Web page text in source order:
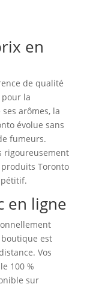
en
de qualité
la
arômes, la
évolue sans
fumeurs.
rigoureusement
Toronto
en ligne
est
Vos
100 %
sur